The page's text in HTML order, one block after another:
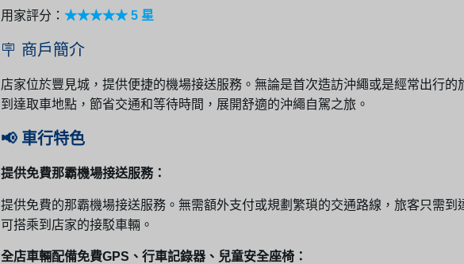
去沖繩租車但忘記帶日文駕照譯本怎麼辦？
Step 1 在線上預訂沖繩自駕租車
Step 2 到沖繩取車
Step 3 完成沖繩租車旅程
沖繩租車 注意事項
2.沖繩交通號誌
3.Mapcode車用導航說明
4.沖繩路上常見的汽車貼紙
沖繩ETC高速公路過路費
用家評分： ★★★★★ 5 星
🪧 商戶簡介
店家位於豐見城，提供便捷的機場接送服務。無論是首次造訪沖繩或是經常出行的
到達取車地點，節省交通和等待時間，展開舒適的沖繩自駕之旅。
📢 車行特色
提供免費那霸機場接送服務：
提供免費的那霸機場接送服務。無需額外支付或規劃繁瑣的交通路線，旅客只需到
可搭乘到店家的接駁車輛。
全店車輛配備免費GPS、行車記錄器、兒童安全座椅：